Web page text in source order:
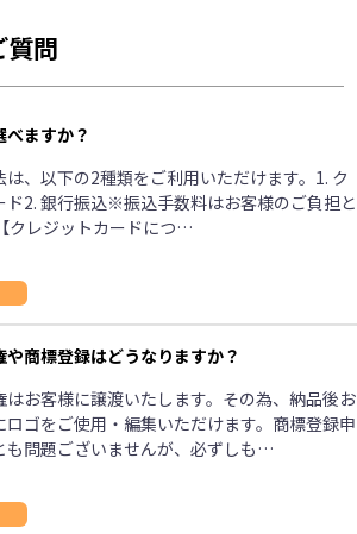
質問
ますか？
は、以下の2種類をご利用いただけます。1. ク
ド2. 銀行振込※振込手数料はお客様のご負担と
クレジットカードにつ…
や商標登録はどうなりますか？
はお客様に譲渡いたします。その為、納品後お
ロゴをご使用・編集いただけます。商標登録申
も問題ございませんが、必ずしも…